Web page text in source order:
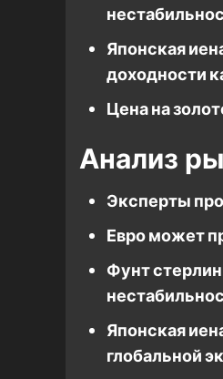
Японская
доходности
Цена на
Анализ
Эксперты
Евро может
Фунт
Японская
глобальной